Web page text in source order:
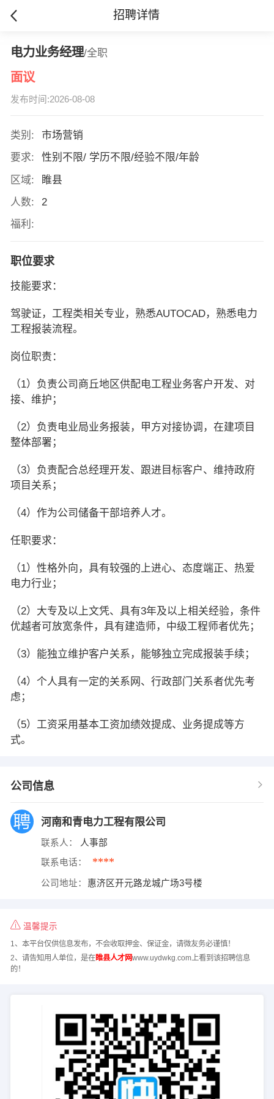
招聘详情
电力业务经理/全职
面议
发布时间:2026-08-08
类别:
市场营销
要求:
性别不限/ 学历不限/经验不限/年龄
区域:
睢县
人数:
2
福利:
职位要求
技能要求：
驾驶证，工程类相关专业，熟悉AUTOCAD，熟悉电力
工程报装流程。
岗位职责：
（1）负责公司商丘地区供配电工程业务客户开发、对
接、维护；
（2）负责电业局业务报装，甲方对接协调，在建项目
整体部署；
（3）负责配合总经理开发、跟进目标客户、维持政府
项目关系；
（4）作为公司储备干部培养人才。
任职要求：
（1）性格外向，具有较强的上进心、态度端正、热爱
电力行业；
（2）大专及以上文凭、具有3年及以上相关经验，条件
优越者可放宽条件，具有建造师，中级工程师者优先；
（3）能独立维护客户关系，能够独立完成报装手续；
（4）个人具有一定的关系网、行政部门关系者优先考
虑；
（5）工资采用基本工资加绩效提成、业务提成等方
式。
公司信息
河南和青电力工程有限公司
联系人： 人事部
联系电话： ****
公司地址： 惠济区开元路龙城广场3号楼
温馨提示
1、本平台仅供信息发布，不会收取押金、保证金，请微友务必谨慎！
2、请告知用人单位，是在睢县人才网www.uydwkg.com上看到该招聘信息
的！